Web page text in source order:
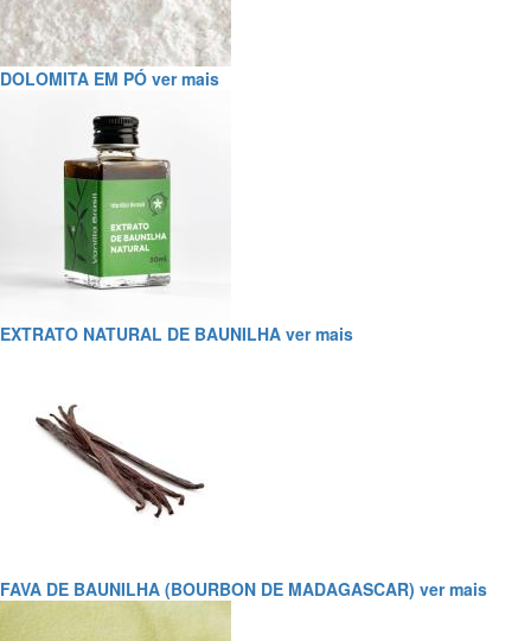
DOLOMITA EM PÓ ver mais
EXTRATO NATURAL DE BAUNILHA ver mais
FAVA DE BAUNILHA (BOURBON DE MADAGASCAR) ver mais